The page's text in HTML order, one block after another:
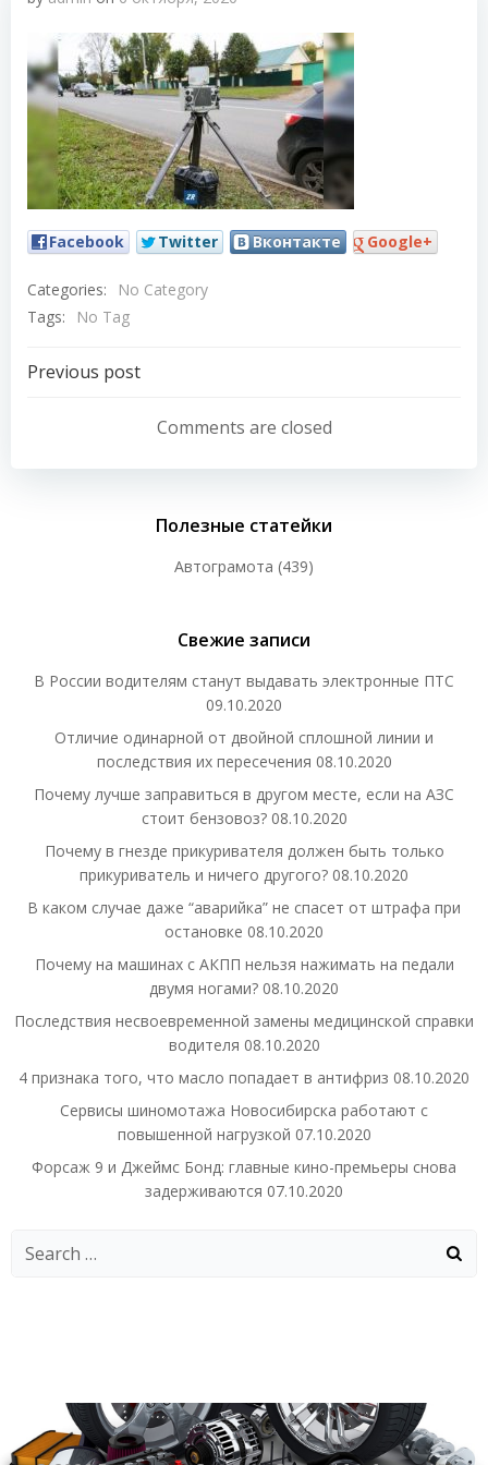
Facebook Twitter Вконтакте Google+
Categories:
No Category
Tags:
No Tag
Навигация
записям
Previous post
Comments are closed
Полезные статейки
Автограмота (439)
Свежие записи
В России водителям станут выдавать электронные ПТС
09.10.2020
Отличие одинарной от двойной сплошной линии и
последствия их пересечения 08.10.2020
Почему лучше заправиться в другом месте, если на АЗС
стоит бензовоз? 08.10.2020
Почему в гнезде прикуривателя должен быть только
прикуриватель и ничего другого? 08.10.2020
В каком случае даже “аварийка” не спасет от штрафа при
остановке 08.10.2020
Почему на машинах с АКПП нельзя нажимать на педали
двумя ногами? 08.10.2020
Последствия несвоевременной замены медицинской справки
водителя 08.10.2020
4 признака того, что масло попадает в антифриз 08.10.2020
Сервисы шиномотажа Новосибирска работают с
повышенной нагрузкой 07.10.2020
Форсаж 9 и Джеймс Бонд: главные кино-премьеры снова
задерживаются 07.10.2020
Search